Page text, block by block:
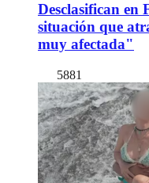
Desclasifican en
situación que
muy afectada"
5881